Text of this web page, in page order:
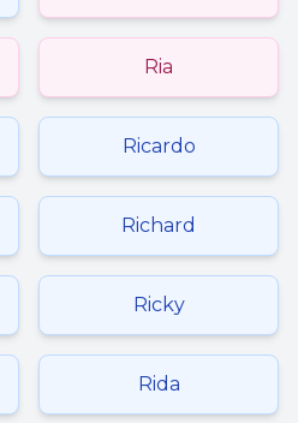
Ria
Ricardo
Richard
Ricky
Rida